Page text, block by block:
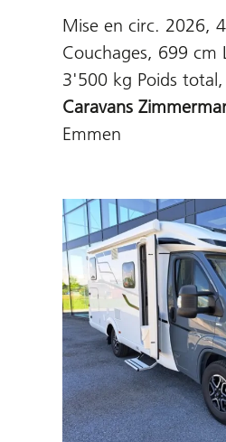
Mise en circ. 2026,
Couchages, 699 cm
3'500 kg Poids total,
Caravans
Emmen